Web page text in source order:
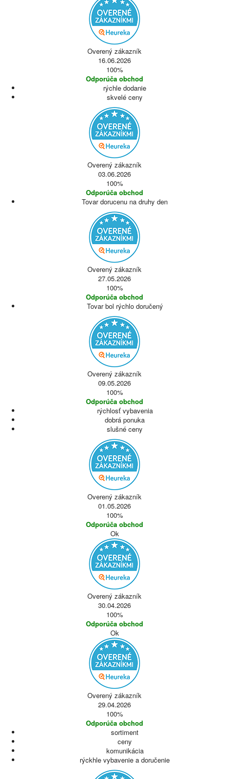
Overený zákazník
16.06.2026
100%
Odporúča obchod
rýchle dodanie
skvelé ceny
Overený zákazník
03.06.2026
100%
Odporúča obchod
Tovar dorucenu na druhy den
Overený zákazník
27.05.2026
100%
Odporúča obchod
Tovar bol rýchlo doručený
Overený zákazník
09.05.2026
100%
Odporúča obchod
rýchlosť vybavenia
dobrá ponuka
slušné ceny
Overený zákazník
01.05.2026
100%
Odporúča obchod
Ok
Overený zákazník
30.04.2026
100%
Odporúča obchod
Ok
Overený zákazník
29.04.2026
100%
Odporúča obchod
sortiment
ceny
komunikácia
rýckhle vybavenie a doručenie